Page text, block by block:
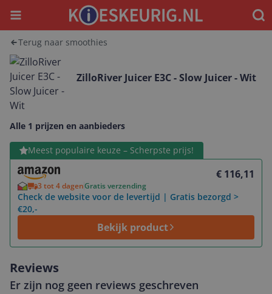
Menu
Terug naar smoothies
ZilloRiver Juicer E3C - Slow Juicer - Wit
Alle 1 prijzen en aanbieders
Meest populaire keuze – Scherpste prijs!
€ 116,11
3 tot 4 dagenGratis verzending
Check de website voor de levertijd | Gratis bezorgd >
€20,-
Bekijk product
Bekijk product
Reviews
Er zijn nog geen reviews geschreven